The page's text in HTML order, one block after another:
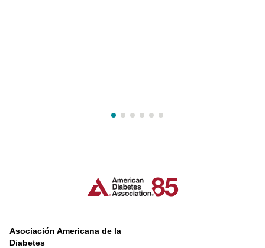
Asociación Americana de la
Diabetes